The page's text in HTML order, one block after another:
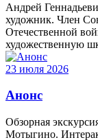
Андрей
художник. Член
Отечественной
художественную
23 июля 2026
Анонс
Обзорная
Мотыгино.